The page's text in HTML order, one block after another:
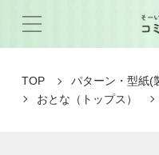
TOP
パターン・型紙(
おとな（トップス）